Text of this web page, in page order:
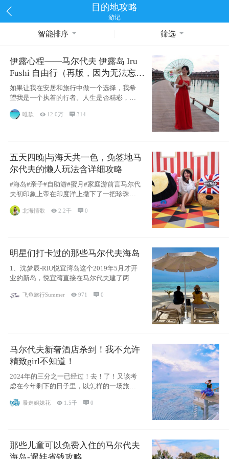
目的地攻略
游记
智能排序 筛选
伊露心程——马尔代夫 伊露岛 Iru
Fushi 自由行（再版，因为无法忘却
的留恋）
如果让我在安居和旅行中做一个选择，我希
望我是一个执着的行者。人生是否精彩，都
源于自己
唯歆  12.0万  314
五天四晚|与海天共一色，免签地马
尔代夫的懒人玩法含详细攻略
#海岛#亲子#自助游#蜜月#家庭游前言马尔代
夫初印象上帝在印度洋上撒下了一把珍珠，
北海情歌 2.2千 0
明星们打卡过的那些马尔代夫海岛
1、沈梦辰-RIU悦宜湾岛这个2019年5月才开
业的新岛，悦宜湾直接在马尔代夫建了两
飞鱼旅行Summer 971 0
马尔代夫新奢酒店杀到！我不允许
精致girl不知道！
2024年的三分之一已经过！去！了！又该考
虑在今年剩下的日子里，以怎样的一场旅行
暴走姐妹花  1.5千 0
那些儿童可以免费入住的马尔代夫